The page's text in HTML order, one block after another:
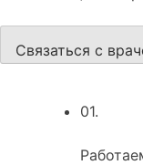
Связаться с
01.